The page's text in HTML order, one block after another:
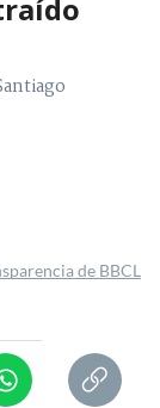
de BBCL